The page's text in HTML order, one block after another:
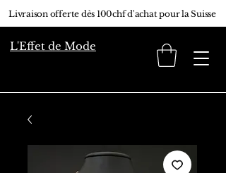
Livraison offerte dès 100chf d'achat pour la Suisse
L'Effet de Mode